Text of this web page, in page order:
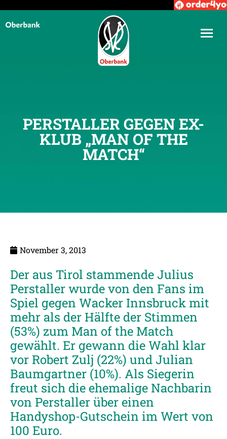
PERSTALLER GEGEN EX-
KLUB „MAN OF THE
MATCH“
November 3, 2013
Der aus Tirol stammende Julius
Perstaller wurde von den Fans im
Spiel gegen Wacker Innsbruck mit
mehr als der Hälfte der Stimmen
(53%) zum Man of the Match
gewählt. Er gewann die Wahl klar
vor Robert Zulj (22%) und Julian
Baumgartner (10%). Als Siegerin
freut sich die ehemalige Nachbarin
von Perstaller über einen
Handyshop-Gutschein im Wert von
100 Euro.